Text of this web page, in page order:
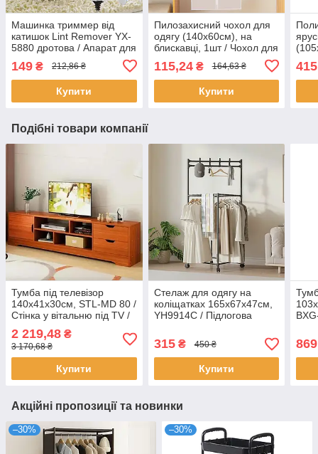
Машинка триммер від
катишок Lint Remover YX-
5880 дротова / Апарат для
149 ₴ 212,86 ₴
Купити
Пилозахисний чохол для
одягу (140х60см), на
блискавці, 1шт / Чохол для
зберігання одягу у шафі
115,24₴ 164,63 ₴
Купити
415
Подібні товари компанії
Тумба під телевізор
140х41х30см, STL-MD 80 /
Стінка у вітальню під TV /
Тумба під ТВ / Стінка під
ТВ
2 219,48 ₴
3 170,68 ₴
Купити
Стелаж для одягу на
коліщатках 165х67х47см,
YH9914C / Підлогова
Вішалка в передпокій
315₴ 450 ₴
Купити
869
Акційні пропозиції та новинки
–30% –30%